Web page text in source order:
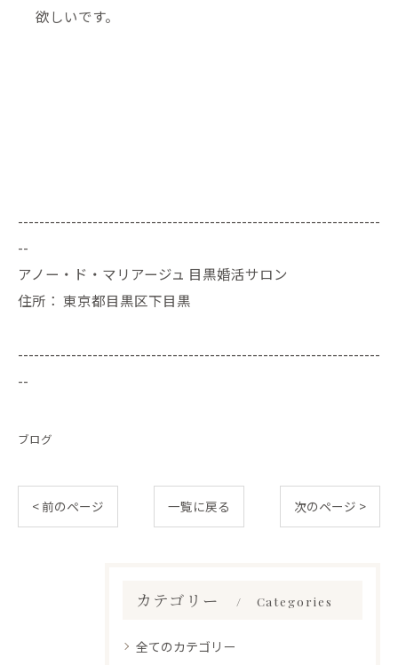
欲しいです。
--------------------------------------------------------------------
--
アノー・ド・マリアージュ 目黒婚活サロン
住所： 東京都目黒区下目黒
--------------------------------------------------------------------
--
ブログ
< 前のページ 一覧に戻る 次のページ >
カテゴリー Categories
全てのカテゴリー